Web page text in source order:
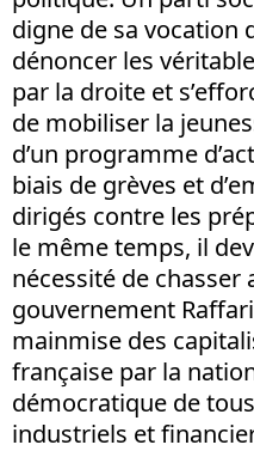
digne de sa vocation
dénoncer les
par la droite et
de mobiliser la
d’un programme
biais de grèves et
dirigés contre les
le même temps, il
nécessité de chasser
gouvernement
mainmise des
française par la
démocratique de
industriels et